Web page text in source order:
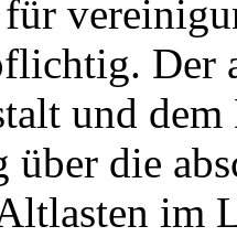
Der
und dem
über die
im